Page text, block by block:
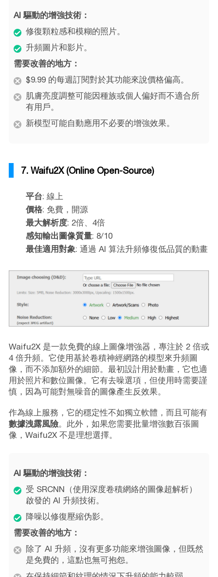
AI 驅動的增強技術：
修復顆粒感和模糊的照片。
升頻圖片和影片。
需要改善的地方：
$9.99 的每週訂閱對於其功能來說價格偏高。
肌膚亮度調整可能因種族或個人偏好而不適合所
有用戶。
新模型可能自動應用不必要的增強效果。
7. Waifu2X (Online Open-Source)
平台: 線上
價格: 免費，開源
最大解析度: 2倍、4倍
感知輸出圖像質量: 8/10
最佳適用對象: 通過 AI 算法升頻修復低品質的動畫
Waifu2X 是一款免費的線上圖像增強器，專注於 2 倍或
4 倍升頻。它使用基於卷積神經網路的模型來升頻圖
像，而不添加額外的細節。最初設計用於動畫，它也適
用於照片和數位圖像。它有去噪選項，但使用時需要謹
慎，因為可能對無噪音的圖像產生反效果。
作為線上服務，它的穩定性不如獨立軟體，而且可能有
數據洩露風險。此外，如果您需要批量增強數百張圖
像，Waifu2X 不是理想選擇。
AI 驅動的增強技術：
受 SRCNN（使用深度卷積網絡的圖像超解析）
啟發的 AI 升頻技術。
降噪以修復壓縮伪影。
需要改善的地方：
除了 AI 升頻，沒有更多功能來增強圖像，但既然
是免費的，這點也無可抱怨。